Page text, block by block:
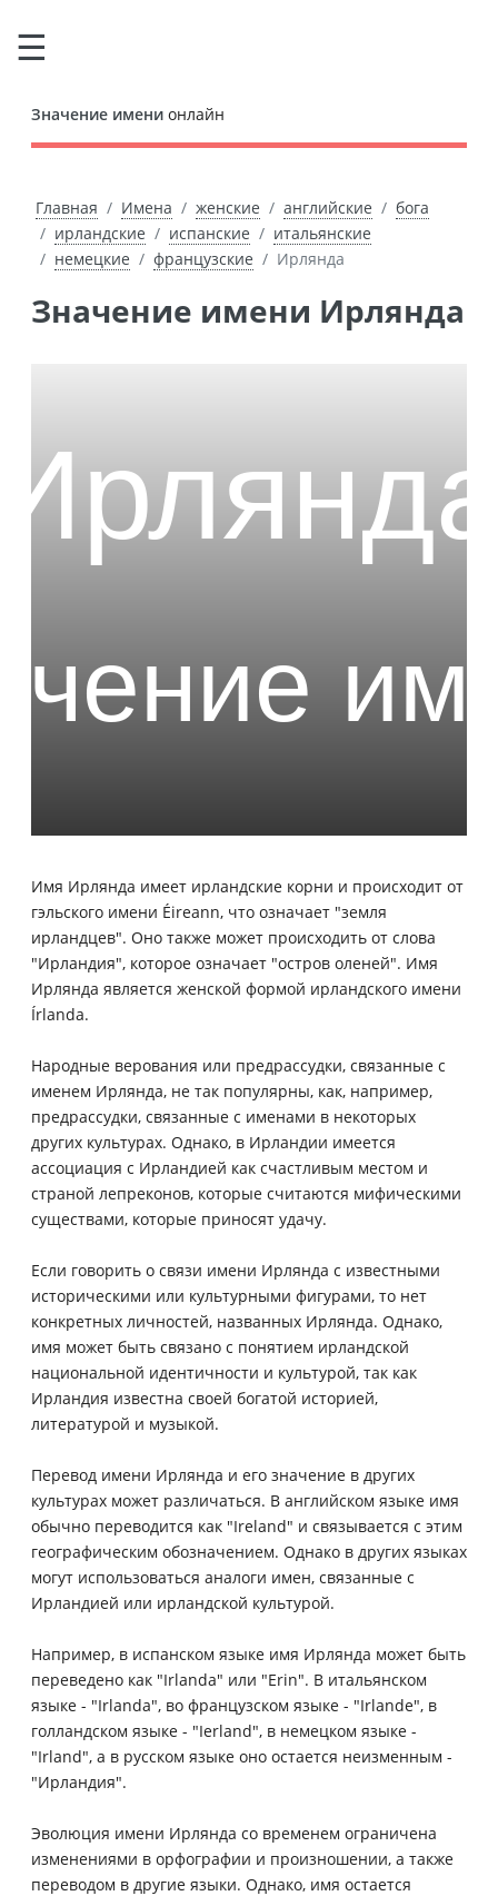
Значение имени онлайн
Главная Имена женские английские
бога
ирландские
испанские
итальянские
немецкие
французские Ирлянда
Значение имени Ирлянда
Имя Ирлянда имеет ирландские корни и происходит от
гэльского имени Éireann, что означает "земля
ирландцев". Оно также может происходить от слова
"Ирландия", которое означает "остров оленей". Имя
Ирлянда является женской формой ирландского имени
Írlanda.
Народные верования или предрассудки, связанные с
именем Ирлянда, не так популярны, как, например,
предрассудки, связанные с именами в некоторых
других культурах. Однако, в Ирландии имеется
ассоциация с Ирландией как счастливым местом и
страной лепреконов, которые считаются мифическими
существами, которые приносят удачу.
Если говорить о связи имени Ирлянда с известными
историческими или культурными фигурами, то нет
конкретных личностей, названных Ирлянда. Однако,
имя может быть связано с понятием ирландской
национальной идентичности и культурой, так как
Ирландия известна своей богатой историей,
литературой и музыкой.
Перевод имени Ирлянда и его значение в других
культурах может различаться. В английском языке имя
обычно переводится как "Ireland" и связывается с этим
географическим обозначением. Однако в других языках
могут использоваться аналоги имен, связанные с
Ирландией или ирландской культурой.
Например, в испанском языке имя Ирлянда может быть
переведено как "Irlanda" или "Erin". В итальянском
языке - "Irlanda", во французском языке - "Irlande", в
голландском языке - "Ierland", в немецком языке -
"Irland", а в русском языке оно остается неизменным -
"Ирландия".
Эволюция имени Ирлянда со временем ограничена
изменениями в орфографии и произношении, а также
переводом в другие языки. Однако, имя остается